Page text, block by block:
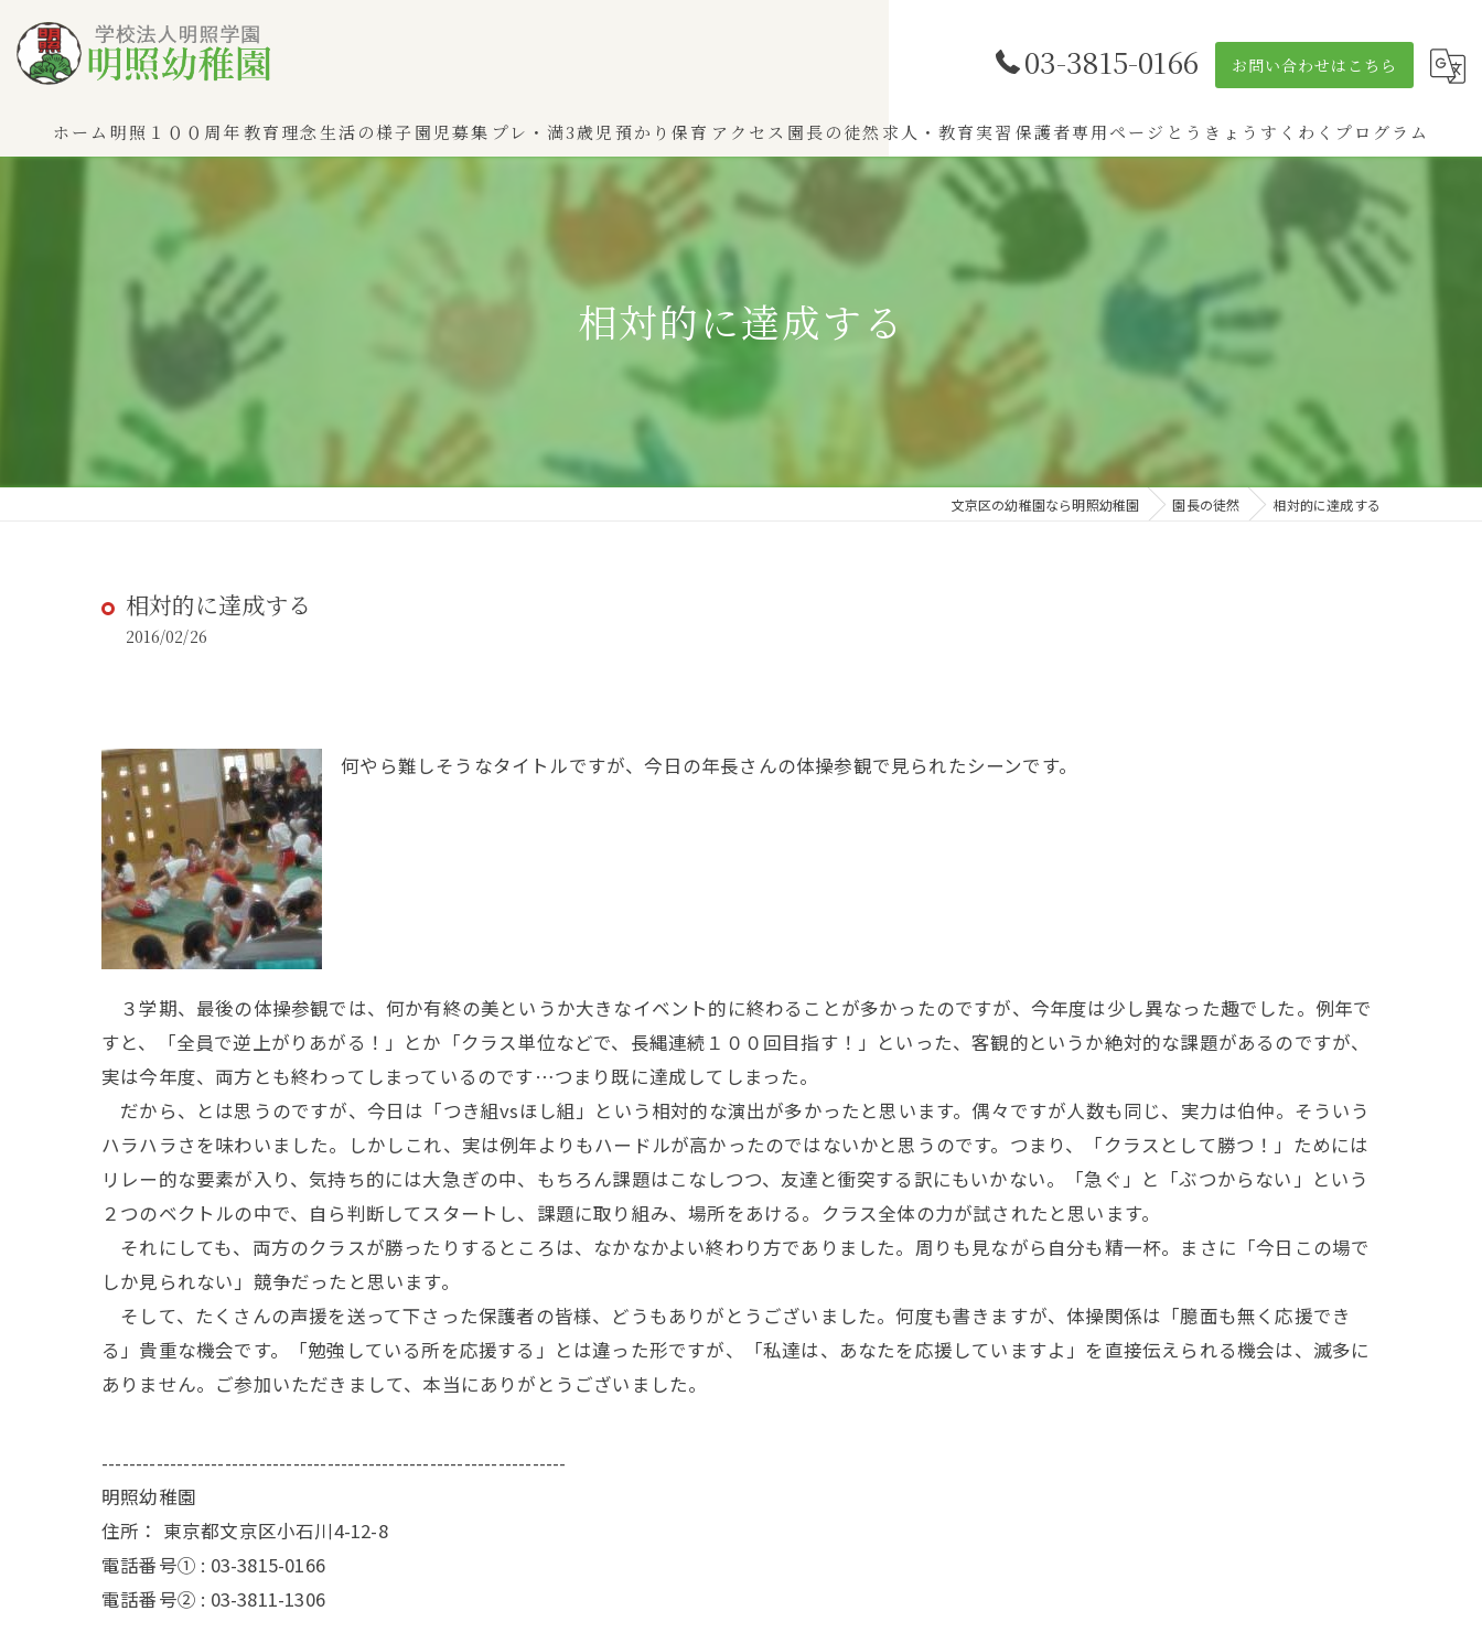
03-3815-0166 お問い合わせはこちら
ホーム 明照１００周年教育理念生活の様子 園児募集 プレ・満3歳児
わかば（0～2歳児）
ひよこぐみ（1〜2歳児）
ふたばぐみ(満3歳児)
預かり保育 アクセス 園長の徒然 求人・教育実習 保護者専用ページ とうきょうすくわくプログラム
相対的に達成する
文京区の幼稚園なら明照幼稚園 園長の徒然 相対的に達成する
相対的に達成する
2016/02/26
何やら難しそうなタイトルですが、今日の年長さんの体操参観で見られたシーンです。
３学期、最後の体操参観では、何か有終の美というか大きなイベント的に終わることが多かったのですが、今年度は少し異なった趣でした。例年で
すと、「全員で逆上がりあがる！」とか「クラス単位などで、長縄連続１００回目指す！」といった、客観的というか絶対的な課題があるのですが、
実は今年度、両方とも終わってしまっているのです…つまり既に達成してしまった。
だから、とは思うのですが、今日は「つき組vsほし組」という相対的な演出が多かったと思います。偶々ですが人数も同じ、実力は伯仲。そういう
ハラハラさを味わいました。しかしこれ、実は例年よりもハードルが高かったのではないかと思うのです。つまり、「クラスとして勝つ！」ためには
リレー的な要素が入り、気持ち的には大急ぎの中、もちろん課題はこなしつつ、友達と衝突する訳にもいかない。「急ぐ」と「ぶつからない」という
２つのベクトルの中で、自ら判断してスタートし、課題に取り組み、場所をあける。クラス全体の力が試されたと思います。
それにしても、両方のクラスが勝ったりするところは、なかなかよい終わり方でありました。周りも見ながら自分も精一杯。まさに「今日この場で
しか見られない」競争だったと思います。
そして、たくさんの声援を送って下さった保護者の皆様、どうもありがとうございました。何度も書きますが、体操関係は「臆面も無く応援でき
る」貴重な機会です。「勉強している所を応援する」とは違った形ですが、「私達は、あなたを応援していますよ」を直接伝えられる機会は、滅多に
ありません。ご参加いただきまして、本当にありがとうございました。
--------------------------------------------------------------------
明照幼稚園
住所： 東京都文京区小石川4-12-8
電話番号① : 03-3815-0166
電話番号② : 03-3811-1306